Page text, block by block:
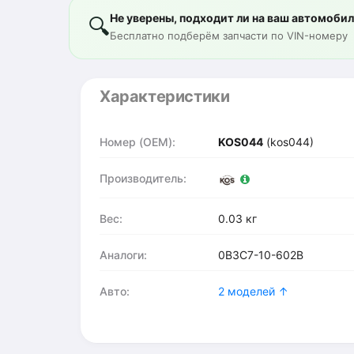
🔍Не уверены, подходит ли на ваш
Бесплатно подберём запчасти по VIN-номеру
Характеристики
Номер (OEM): KOS044 (kos044)
Производитель:
Вес: 0.03 кг
Аналоги: 0B3C7-10-602B
Авто: 2 моделей ↑